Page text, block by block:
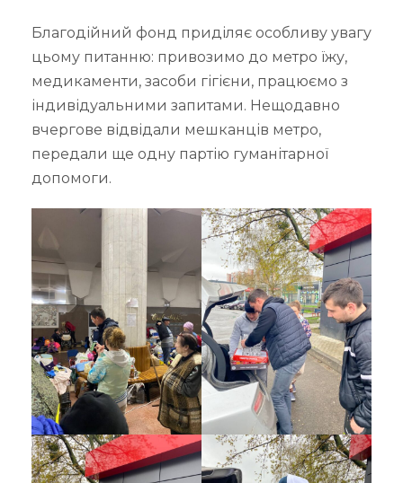
Благодійний фонд приділяє особливу увагу
цьому питанню: привозимо до метро їжу,
медикаменти, засоби гігієни, працюємо з
індивідуальними запитами. Нещодавно
вчергове відвідали мешканців метро,
передали ще одну партію гуманітарної
допомоги.